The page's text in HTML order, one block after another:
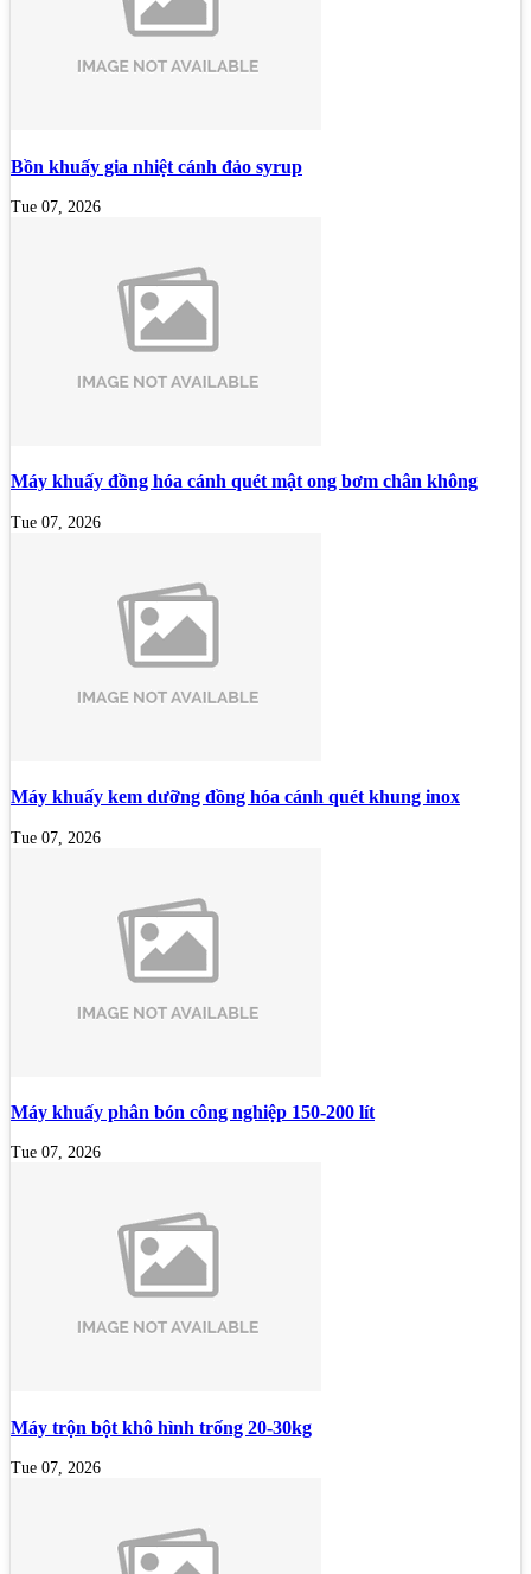
Bồn khuấy gia nhiệt cánh đảo syrup
Tue 07, 2026
Máy khuấy đồng hóa cánh quét mật ong bơm chân không
Tue 07, 2026
Máy khuấy kem dưỡng đồng hóa cánh quét khung inox
Tue 07, 2026
Máy khuấy phân bón công nghiệp 150-200 lít
Tue 07, 2026
Máy trộn bột khô hình trống 20-30kg
Tue 07, 2026